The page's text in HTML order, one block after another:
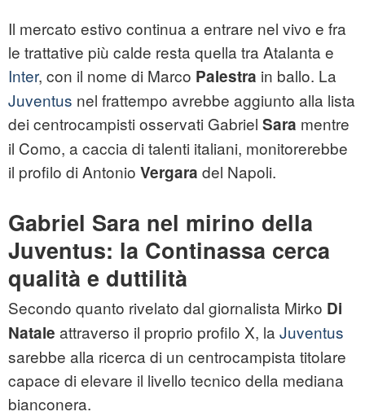
Il mercato estivo continua a entrare nel vivo e fra
le trattative più calde resta quella tra Atalanta e
Inter, con il nome di Marco Palestra in ballo. La
Juventus nel frattempo avrebbe aggiunto alla lista
dei centrocampisti osservati Gabriel Sara mentre
il Como, a caccia di talenti italiani, monitorerebbe
il profilo di Antonio Vergara del Napoli.
Gabriel Sara nel mirino della
Juventus: la Continassa cerca
qualità e duttilità
Secondo quanto rivelato dal giornalista Mirko Di
Natale attraverso il proprio profilo X, la Juventus
sarebbe alla ricerca di un centrocampista titolare
capace di elevare il livello tecnico della mediana
bianconera.